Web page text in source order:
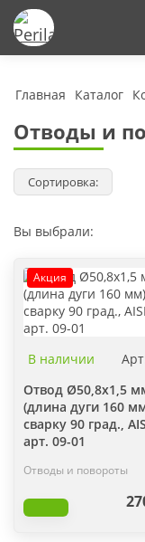
Главная Каталог
Отводы и
Сортировка:
Вы выбрали:
Акция
В наличии
Отвод Ø50,8х1,5
(длина дуги 160
сварку 90 град.,
арт. 09-01
Отводы и повороты